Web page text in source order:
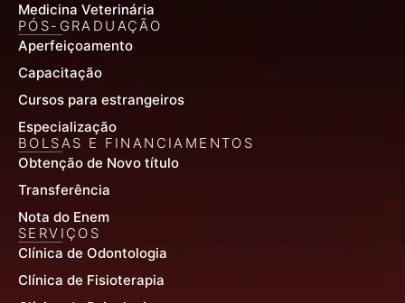
Medicina Veterinária
PÓS-GRADUAÇÃO
Aperfeiçoamento
Capacitação
Cursos para estrangeiros
Especialização
BOLSAS E FINANCIAMENTOS
Obtenção de Novo título
Transferência
Nota do Enem
SERVIÇOS
Clínica de Odontologia
Clínica de Fisioterapia